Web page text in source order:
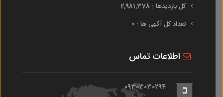
کل بازدیدها : 2,981,378
تعداد کل آگهی ها : 0
اطلاعات تماس
09303030294